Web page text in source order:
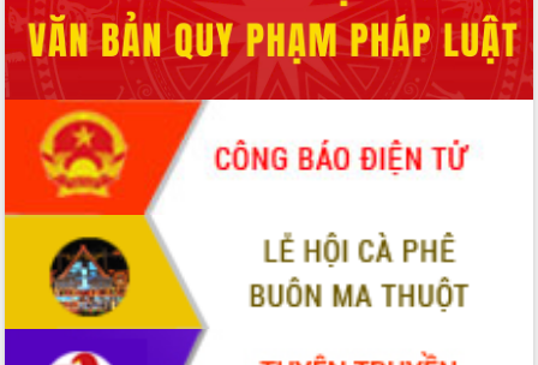
Hội thảo góp ý hồ sơ điều chỉnh quy
hoạch tỉnh Đắk Lắk thời kỳ 2021-2030,
tầm nhìn đến năm 2050
Nâng cao hiệu quả hoạt động của các
doanh nghiệp nhà nước
Hội nghị triển khai kết nối mạng
truyền số liệu chuyên dùng phục vụ cơ
quan Đảng, Nhà nước
Lễ phát động chuỗi hoạt động chung
tay làm sạch môi trường
Xã Ea Kar bước chuyển mình trong
công tác cải cách hành chính mô hình
UBND tỉnh họp báo định kỳ tháng 4